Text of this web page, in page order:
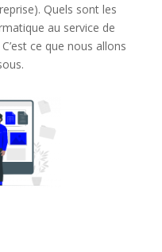
Quels sont les
au service de
C’est ce que nous allons